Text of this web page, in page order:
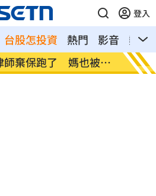
登入
台股怎投資 熱門 影音
熱搜
海馬斯保養手冊給中
世紀